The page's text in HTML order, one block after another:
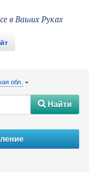
в Ваших Руках
обл. {
#Найти